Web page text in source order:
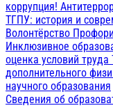
коррупция!
ТГПУ: история и
Волонтёрство
Инклюзивное
оценка условий труда
дополнительного
научного образования
Сведения об